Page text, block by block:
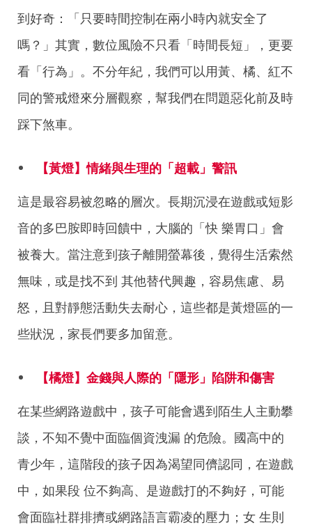
到好奇：「只要時間控制在兩小時內就安全了
嗎？」其實，數位風險不只看「時間長短」，更要
看「行為」。不分年紀，我們可以用黃、橘、紅不
同的警戒燈來分層觀察，幫我們在問題惡化前及時
踩下煞車。
【黃燈】情緒與生理的「超載」警訊
這是最容易被忽略的層次。長期沉浸在遊戲或短影
音的多巴胺即時回饋中，大腦的「快 樂胃口」會
被養大。當注意到孩子離開螢幕後，覺得生活索然
無味，或是找不到 其他替代興趣，容易焦慮、易
怒，且對靜態活動失去耐心，這些都是黃燈區的一
些狀況，家長們要多加留意。
【橘燈】金錢與人際的「隱形」陷阱和傷害
在某些網路遊戲中，孩子可能會遇到陌生人主動攀
談，不知不覺中面臨個資洩漏 的危險。國高中的
青少年，這階段的孩子因為渴望同儕認同，在遊戲
中，如果段 位不夠高、是遊戲打的不夠好，可能
會面臨社群排擠或網路語言霸凌的壓力；女 生則